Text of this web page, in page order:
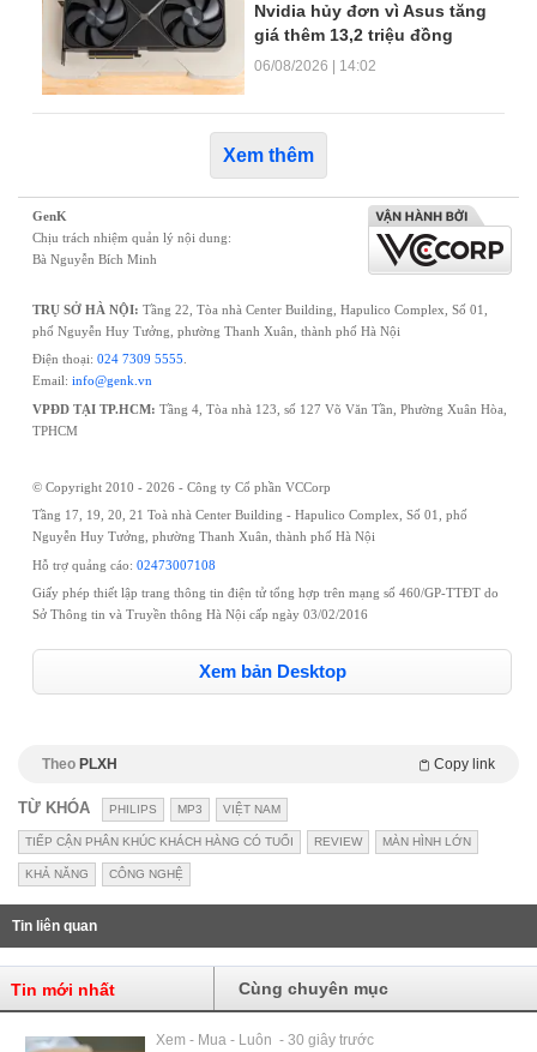
Nvidia hủy đơn vì Asus tăng
giá thêm 13,2 triệu đồng
06/08/2026 | 14:02
Xem thêm
GenK
Chịu trách nhiệm quản lý nội dung:
Bà Nguyễn Bích Minh
TRỤ SỞ HÀ NỘI: Tầng 22, Tòa nhà Center Building, Hapulico Complex, Số 01,
phố Nguyễn Huy Tưởng, phường Thanh Xuân, thành phố Hà Nội
Điện thoại: 024 7309 5555
Email: info@genk.vn
VPĐD TẠI TP.HCM: Tầng 4, Tòa nhà 123, số 127 Võ Văn Tần, Phường Xuân Hòa,
TPHCM
© Copyright 2010 - 2026 - Công ty Cổ phần VCCorp
Tầng 17, 19, 20, 21 Toà nhà Center Building - Hapulico Complex, Số 01, phố
Nguyễn Huy Tưởng, phường Thanh Xuân, thành phố Hà Nội
Hỗ trợ quảng cáo: 02473007108
Giấy phép thiết lập trang thông tin điện tử tổng hợp trên mạng số 460/GP-TTĐT do
Sở Thông tin và Truyền thông Hà Nội cấp ngày 03/02/2016
Xem bản Desktop
Theo PLXH Copy link
TỪ KHÓA PHILIPS MP3 VIỆT NAM
TIẾP CẬN PHÂN KHÚC KHÁCH HÀNG CÓ TUỔI REVIEW MÀN HÌNH LỚN
KHẢ NĂNG CÔNG NGHỆ
Tin liên quan
Tin mới nhất Cùng chuyên mục
Xem - Mua - Luôn - 30 giây trước